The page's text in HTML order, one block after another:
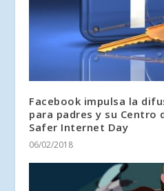
Facebook impulsa la
para padres y su Centro
Safer Internet Day
06/02/2018